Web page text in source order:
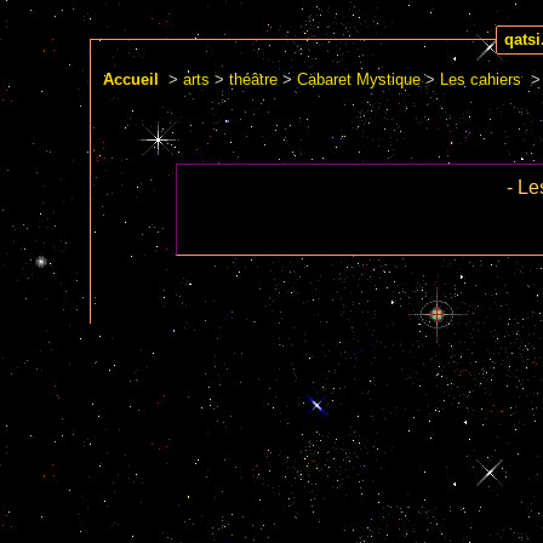
Plan
Accueil >arts >théâtre >Cabaret Mystique> Les cahiers>
-